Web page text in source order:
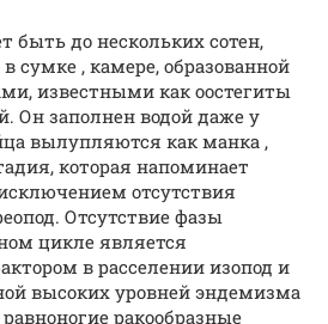
быть до нескольких сотен,
сумке , камере, образованной
известными как оостегиты
Он заполнен водой даже у
вылупляются как манка ,
которая напоминает
отсутствия
Отсутствие фазы
цикле является
в расселении изопод и
высоких уровней эндемизма
ракообразные